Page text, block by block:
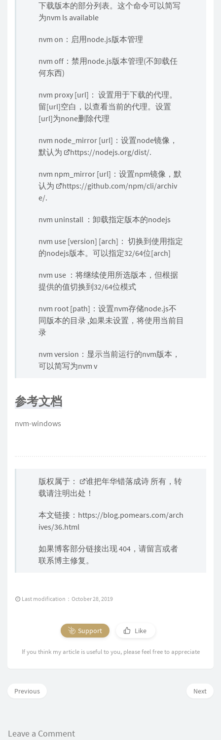
下载版本的部分列表。这个命令可以简写
为nvm ls available
nvm on：启用node.js版本管理
nvm off：禁用node.js版本管理(不卸载任
何东西)
nvm proxy [url]： 设置用于下载的代理。
留[url]空白，以查看当前的代理。设置
[url]为none删除代理
nvm node_mirror [url]：设置node镜像，
默认为
https://nodejs.org/dist/.
nvm npm_mirror [url]：设置npm镜像，默
认为
https://github.com/npm/cli/archiv
e/.
nvm uninstall ：卸载指定版本的nodejs
nvm use [version] [arch]： 切换到使用指定
的nodejs版本。可以指定32/64位[arch]
nvm use ：将继续使用所选版本，但根据
提供的值切换到32/64位模式
nvm root [path]：设置nvm存储node.js不
同版本的目录 ,如果未设置，将使用当前目
录
nvm version：显示当前运行的nvm版本，
可以简写为nvm v
参考文档
nvm-windows
版权属于： 谁把年华错落成诗 所有，转
载请注明出处！
本文链接： https://blog.pomears.com/arch
ives/36.html
如果博客部分链接出现 404，请留言或者
联系博主修复。
Last modification：October 28, 2019
Support Like
If you think my article is useful to you, please feel free to appreciate
Next
Previous
Leave a Comment